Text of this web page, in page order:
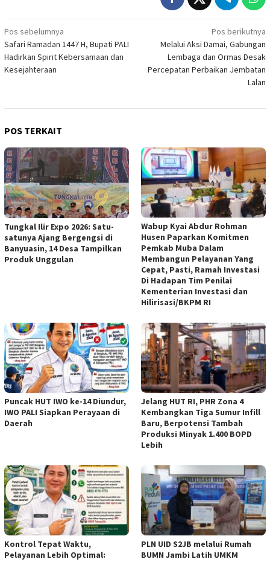
Navigasi
pos
Pos sebelumnya
Safari Ramadan 1447 H, Bupati PALI
Hadirkan Spirit Kebersamaan dan
Kesejahteraan
Pos berikutnya
Melalui Aksi Damai, Gabungan
Lembaga dan Ormas Desak
Percepatan Perbaikan Jembatan
Lalan
POS TERKAIT
Tungkal Ilir Expo 2026: Satu-
satunya Ajang Bergengsi di
Banyuasin, 14 Desa Tampilkan
Produk Unggulan
Wabup Kyai Abdur Rohman
Husen Paparkan Komitmen
Pemkab Muba Dalam
Membangun Pelayanan Yang
Cepat, Pasti, Ramah Investasi
Di Hadapan Tim Penilai
Kementerian Investasi dan
Hilirisasi/BKPM RI
Puncak HUT IWO ke-14 Diundur,
IWO PALI Siapkan Perayaan di
Daerah
Jelang HUT RI, PHR Zona 4
Kembangkan Tiga Sumur Infill
Baru, Berpotensi Tambah
Produksi Minyak 1.400 BOPD
Lebih
Kontrol Tepat Waktu,
Pelayanan Lebih Optimal:
PLN UID S2JB melalui Rumah
BUMN Jambi Latih UMKM